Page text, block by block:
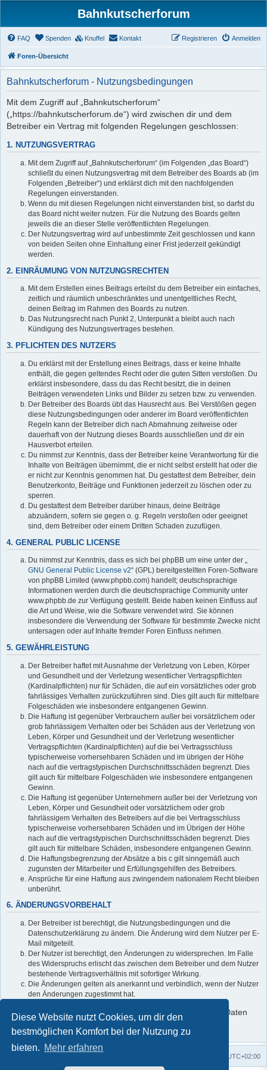
Diese Website nutzt Cookies, um dir den
bestmöglichen Komfort bei der Nutzung zu
bieten. Mehr erfahren
Bahnkutscherforum
FAQ Spenden Knuffel Kontakt Anmelden
Registrieren
Foren-Übersicht
Bahnkutscherforum - Nutzungsbedingungen
Mit dem Zugriff auf „Bahnkutscherforum“
(„https://bahnkutscherforum.de“) wird zwischen dir und dem
Betreiber ein Vertrag mit folgenden Regelungen geschlossen:
1. NUTZUNGSVERTRAG
Mit dem Zugriff auf „Bahnkutscherforum“ (im Folgenden „das Board“)
schließt du einen Nutzungsvertrag mit dem Betreiber des Boards ab (im
Folgenden „Betreiber“) und erklärst dich mit den nachfolgenden
Regelungen einverstanden.
Wenn du mit diesen Regelungen nicht einverstanden bist, so darfst du
das Board nicht weiter nutzen. Für die Nutzung des Boards gelten
jeweils die an dieser Stelle veröffentlichten Regelungen.
Der Nutzungsvertrag wird auf unbestimmte Zeit geschlossen und kann
von beiden Seiten ohne Einhaltung einer Frist jederzeit gekündigt
werden.
2. EINRÄUMUNG VON NUTZUNGSRECHTEN
Mit dem Erstellen eines Beitrags erteilst du dem Betreiber ein einfaches,
zeitlich und räumlich unbeschränktes und unentgeltliches Recht,
deinen Beitrag im Rahmen des Boards zu nutzen.
Das Nutzungsrecht nach Punkt 2, Unterpunkt a bleibt auch nach
Kündigung des Nutzungsvertrages bestehen.
3. PFLICHTEN DES NUTZERS
Du erklärst mit der Erstellung eines Beitrags, dass er keine Inhalte
enthält, die gegen geltendes Recht oder die guten Sitten verstoßen. Du
erklärst insbesondere, dass du das Recht besitzt, die in deinen
Beiträgen verwendeten Links und Bilder zu setzen bzw. zu verwenden.
Der Betreiber des Boards übt das Hausrecht aus. Bei Verstößen gegen
diese Nutzungsbedingungen oder anderer im Board veröffentlichten
Regeln kann der Betreiber dich nach Abmahnung zeitweise oder
dauerhaft von der Nutzung dieses Boards ausschließen und dir ein
Hausverbot erteilen.
Du nimmst zur Kenntnis, dass der Betreiber keine Verantwortung für die
Inhalte von Beiträgen übernimmt, die er nicht selbst erstellt hat oder die
er nicht zur Kenntnis genommen hat. Du gestattest dem Betreiber, dein
Benutzerkonto, Beiträge und Funktionen jederzeit zu löschen oder zu
sperren.
Du gestattest dem Betreiber darüber hinaus, deine Beiträge
abzuändern, sofern sie gegen o. g. Regeln verstoßen oder geeignet
sind, dem Betreiber oder einem Dritten Schaden zuzufügen.
4. GENERAL PUBLIC LICENSE
Du nimmst zur Kenntnis, dass es sich bei phpBB um eine unter der „
GNU General Public License v2“ (GPL) bereitgestellten Foren-Software
von phpBB Limited (www.phpbb.com) handelt; deutschsprachige
Informationen werden durch die deutschsprachige Community unter
www.phpbb.de zur Verfügung gestellt. Beide haben keinen Einfluss auf
die Art und Weise, wie die Software verwendet wird. Sie können
insbesondere die Verwendung der Software für bestimmte Zwecke nicht
untersagen oder auf Inhalte fremder Foren Einfluss nehmen.
5. GEWÄHRLEISTUNG
Der Betreiber haftet mit Ausnahme der Verletzung von Leben, Körper
und Gesundheit und der Verletzung wesentlicher Vertragspflichten
(Kardinalpflichten) nur für Schäden, die auf ein vorsätzliches oder grob
fahrlässiges Verhalten zurückzuführen sind. Dies gilt auch für mittelbare
Folgeschäden wie insbesondere entgangenen Gewinn.
Die Haftung ist gegenüber Verbrauchern außer bei vorsätzlichem oder
grob fahrlässigem Verhalten oder bei Schäden aus der Verletzung von
Leben, Körper und Gesundheit und der Verletzung wesentlicher
Vertragspflichten (Kardinalpflichten) auf die bei Vertragsschluss
typischerweise vorhersehbaren Schäden und im übrigen der Höhe
nach auf die vertragstypischen Durchschnittsschäden begrenzt. Dies
gilt auch für mittelbare Folgeschäden wie insbesondere entgangenen
Gewinn.
Die Haftung ist gegenüber Unternehmern außer bei der Verletzung von
Leben, Körper und Gesundheit oder vorsätzlichem oder grob
fahrlässigem Verhalten des Betreibers auf die bei Vertragsschluss
typischerweise vorhersehbaren Schäden und im Übrigen der Höhe
nach auf die vertragstypischen Durchschnittsschäden begrenzt. Dies
gilt auch für mittelbare Schäden, insbesondere entgangenen Gewinn.
Die Haftungsbegrenzung der Absätze a bis c gilt sinngemäß auch
zugunsten der Mitarbeiter und Erfüllungsgehilfen des Betreibers.
Ansprüche für eine Haftung aus zwingendem nationalem Recht bleiben
unberührt.
6. ÄNDERUNGSVORBEHALT
Der Betreiber ist berechtigt, die Nutzungsbedingungen und die
Datenschutzerklärung zu ändern. Die Änderung wird dem Nutzer per E-
Mail mitgeteilt.
Der Nutzer ist berechtigt, den Änderungen zu widersprechen. Im Falle
des Widerspruchs erlischt das zwischen dem Betreiber und dem Nutzer
bestehende Vertragsverhältnis mit sofortiger Wirkung.
Die Änderungen gelten als anerkannt und verbindlich, wenn der Nutzer
den Änderungen zugestimmt hat.
Informationen über den Umgang mit deinen persönlichen Daten
sind in der Datenschutzerklärung enthalten.
UTC+02:00